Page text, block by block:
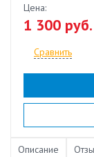
Цена:
1 300 руб.
Сравнить
Описание